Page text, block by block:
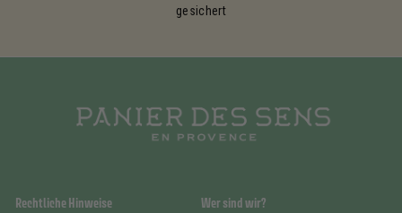
gesichert
Rechtliche Hinweise Wer sind wir?